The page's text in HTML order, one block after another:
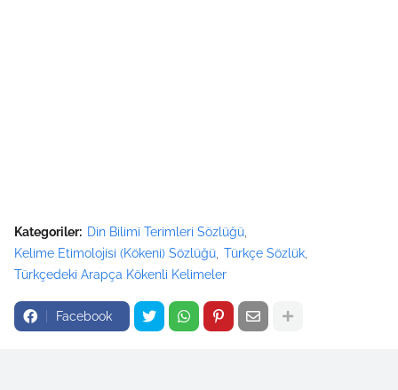
Kategoriler: Din Bilimi Terimleri Sözlüğü
Kelime Etimolojisi (Kökeni) Sözlüğü Türkçe Sözlük
Türkçedeki Arapça Kökenli Kelimeler
Facebook